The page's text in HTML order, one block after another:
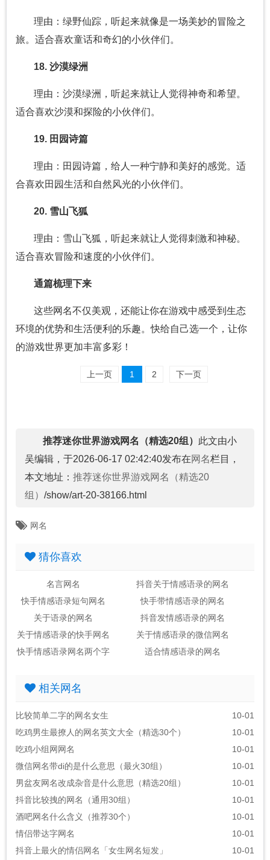
理由：绿野仙踪，听起来就像是一场美妙的冒险之
旅。适合喜欢童话和奇幻的小伙伴们。
18. 沙漠绿洲
理由：沙漠绿洲，听起来就让人觉得神奇和希望。
适合喜欢沙漠和探险的小伙伴们。
19. 田园诗篇
理由：田园诗篇，给人一种宁静和美好的感觉。适
合喜欢田园生活和自然风光的小伙伴们。
20. 雪山飞狐
理由：雪山飞狐，听起来就让人觉得刺激和神秘。
适合喜欢冒险和速度的小伙伴们。
通篇梳理下来
这些网名不仅美观，还能让你在游戏中感受到生态
环境的优势和生活便利的乐趣。快给自己选一个，让你
的游戏世界更加丰富多彩！
上一页 1 2 下一页
推荐迷你世界游戏网名（精选20组） 此文由小
吴编辑，于2026-06-17 02:42:40发布在网名栏目，
本文地址： 推荐迷你世界游戏网名（精选20
组） /show/art-20-38166.html
网名
猜你喜欢
名言网名
抖音关于情感语录的网名
快手情感语录短句网名
快手带情感语录的网名
关于语录的网名
抖音发情感语录的网名
关于情感语录的快手网名
关于情感语录的微信网名
快手情感语录网名两个字
适合情感语录的网名
相关网名
比较简单二字的网名女生
10-01
吃鸡男生最撩人的网名英文大全（精选30个）
10-01
吃鸡小组网网名
10-01
微信网名带di的是什么意思（最火30组）
10-01
男盆友网名改成杂音是什么意思（精选20组）
10-01
抖音比较拽的网名（通用30组）
10-01
酒吧网名什么含义（推荐30个）
10-01
情侣带达字网名
10-01
抖音上最火的情侣网名「女生网名短发」
10-01